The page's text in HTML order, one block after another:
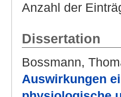
Anzahl der
Dissertation
Bossmann,
Auswirkungen